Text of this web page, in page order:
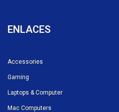
ENLACES
Accessories
Gaming
Laptops & Computer
Mac Computers